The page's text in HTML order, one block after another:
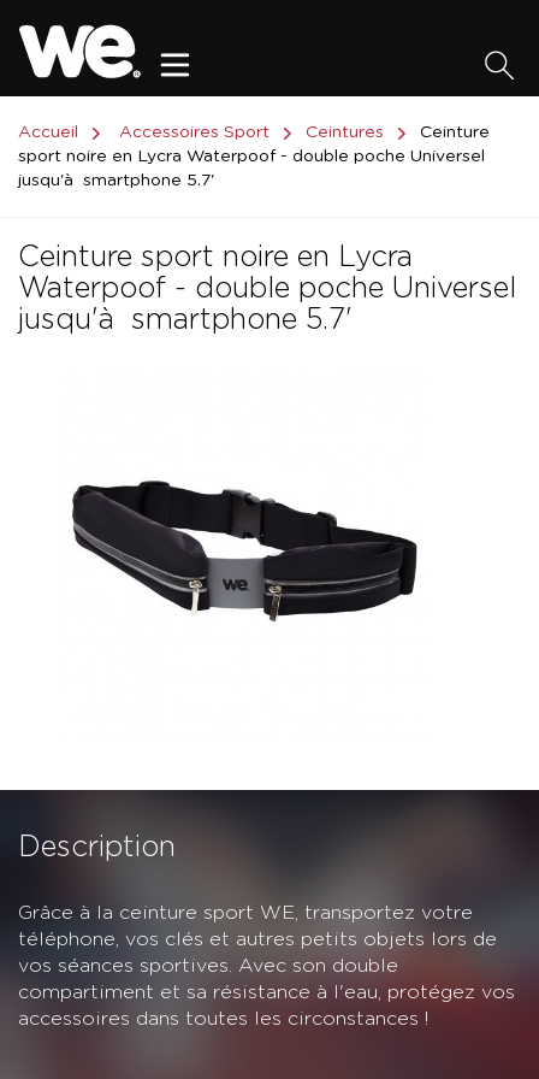
Accueil Accessoires Sport Ceintures
Ceinture
sport noire en Lycra Waterpoof - double poche Universel
jusqu'à smartphone 5.7'
Ceinture sport noire en Lycra
Waterpoof - double poche Universel
jusqu'à smartphone 5.7'
Description
Grâce à la ceinture sport WE, transportez votre
téléphone, vos clés et autres petits objets lors de
vos séances sportives. Avec son double
compartiment et sa résistance à l'eau, protégez vos
accessoires dans toutes les circonstances !